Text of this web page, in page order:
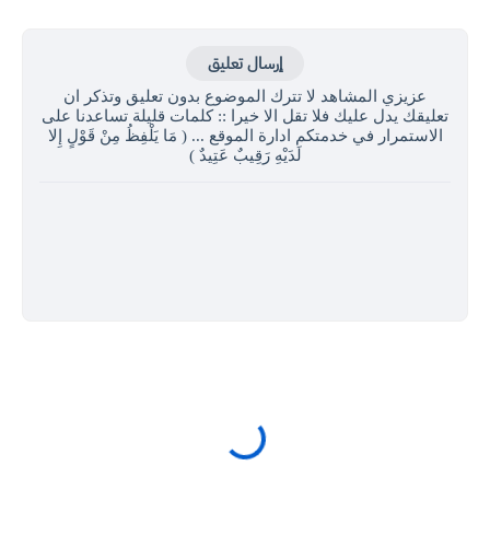
إرسال تعليق
عزيزي المشاهد لا تترك الموضوع بدون تعليق وتذكر ان
تعليقك يدل عليك فلا تقل الا خيرا :: كلمات قليلة تساعدنا على
الاستمرار في خدمتكم ادارة الموقع ... ( مَا يَلْفِظُ مِنْ قَوْلٍ إِلا
لَدَيْهِ رَقِيبٌ عَتِيدٌ )